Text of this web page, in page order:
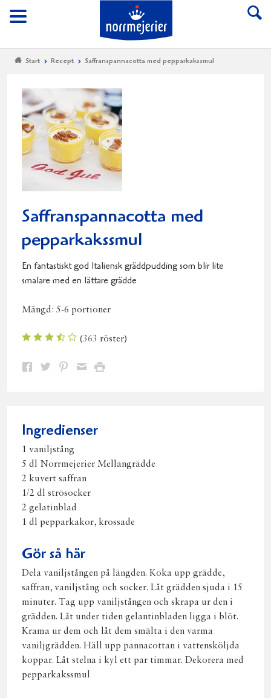
Meny
Till Norrmejerier
Start Recept Saffranspannacotta med pepparkakssmul
Saffranspannacotta med
pepparkakssmul
En fantastiskt god Italiensk gräddpudding som blir lite
smalare med en lättare grädde
Mängd: 5-6 portioner
(363 röster)
Dela Dela Dela DelaSkriv
Ingredienser
1 vaniljstång
5 dl Norrmejerier Mellangrädde
2 kuvert saffran
1/2 dl strösocker
2 gelatinblad
1 dl pepparkakor, krossade
Gör så här
Dela vaniljstången på längden. Koka upp grädde,
saffran, vaniljstång och socker. Låt grädden sjuda i 15
minuter. Tag upp vaniljstången och skrapa ur den i
grädden. Låt under tiden gelantinbladen ligga i blöt.
Krama ur dem och låt dem smälta i den varma
vaniljgrädden. Häll upp pannacottan i vattensköljda
koppar. Låt stelna i kyl ett par timmar. Dekorera med
pepparkakssmul